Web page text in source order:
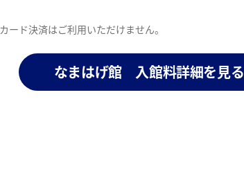
ド決済はご利用いただけません。
なまはげ館 入館料詳細を見る